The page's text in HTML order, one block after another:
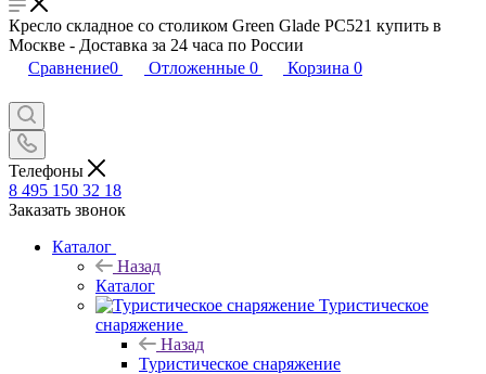
Кресло складное со столиком Green Glade РС521 купить в
Москве - Доставка за 24 часа по России
Сравнение0 Отложенные 0 Корзина 0
Телефоны
8 495 150 32 18
Заказать звонок
Каталог
Назад
Каталог
Туристическое
снаряжение
Назад
Туристическое снаряжение